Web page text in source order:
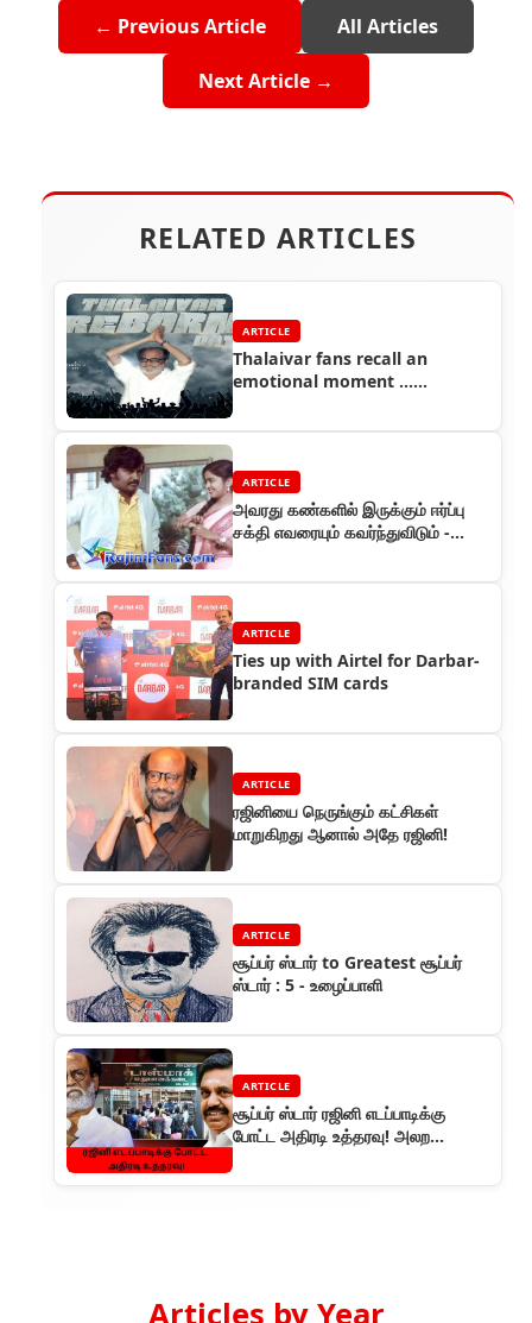
← Previous Article All Articles
Next Article →
RELATED ARTICLES
ARTICLE
Thalaivar fans recall an
emotional moment ...
ARTICLE
அவரது கண்களில் இருக்கும் ஈர்ப்பு
சக்தி எவரையும் கவர்ந்துவிடும் -
ARTICLE
Ties up with Airtel for Darbar-
branded SIM cards
ARTICLE
ரஜினியை நெருங்கும் கட்சிகள்
மாறுகிறது ஆனால் அதே ரஜினி!
ARTICLE
சூப்பர் ஸ்டார் to Greatest சூப்பர்
ஸ்டார் : 5 - உழைப்பாளி
ARTICLE
சூப்பர் ஸ்டார் ரஜினி எடப்பாடிக்கு
போட்ட அதிரடி உத்தரவு! அலற
Articles by Year